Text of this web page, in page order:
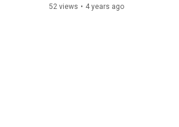
52 views • 4 years ago